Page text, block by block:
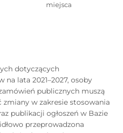
miejsca
dotyczących
lata 2021–2027, osoby
publicznych muszą
zmiany w zakresie stosowania
publikacji ogłoszeń w Bazie
przeprowadzona